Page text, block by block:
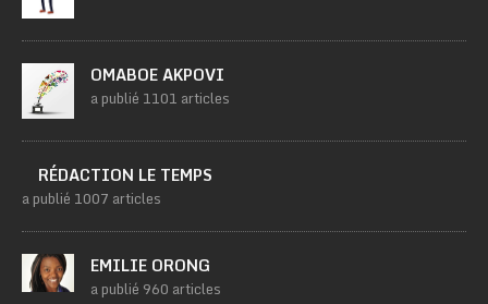
OMABOE AKPOVI
a publié 1101 articles
RÉDACTION LE TEMPS
a publié 1007 articles
EMILIE ORONG
a publié 960 articles